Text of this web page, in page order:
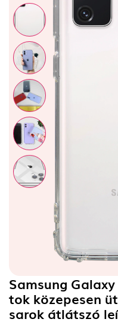
Samsung
tok közepesen
sarok átlátszó